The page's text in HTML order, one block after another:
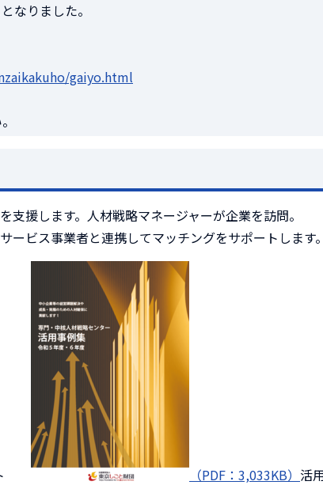
なりました。
gaiyo.html
援します。人材戦略マネージャーが企業を訪問。
ビス事業者と連携してマッチングをサポートします。
ト （PDF：3,033KB） 活